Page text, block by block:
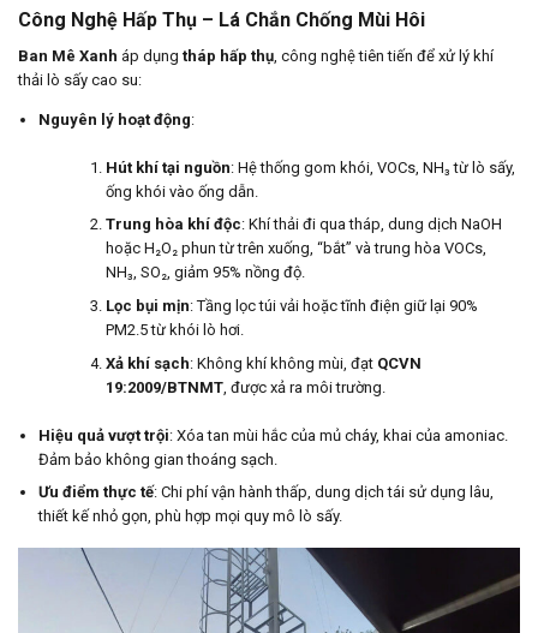
Công Nghệ Hấp Thụ – Lá Chắn Chống Mùi Hôi
Ban Mê Xanh áp dụng tháp hấp thụ, công nghệ tiên tiến để xử lý khí
thải lò sấy cao su:
Nguyên lý hoạt động:
Hút khí tại nguồn: Hệ thống gom khói, VOCs, NH₃ từ lò sấy,
ống khói vào ống dẫn.
Trung hòa khí độc: Khí thải đi qua tháp, dung dịch NaOH
hoặc H₂O₂ phun từ trên xuống, “bắt” và trung hòa VOCs,
NH₃, SO₂, giảm 95% nồng độ.
Lọc bụi mịn: Tầng lọc túi vải hoặc tĩnh điện giữ lại 90%
PM2.5 từ khói lò hơi.
Xả khí sạch: Không khí không mùi, đạt QCVN
19:2009/BTNMT, được xả ra môi trường.
Hiệu quả vượt trội: Xóa tan mùi hắc của mủ cháy, khai của amoniac.
Đảm bảo không gian thoáng sạch.
Ưu điểm thực tế: Chi phí vận hành thấp, dung dịch tái sử dụng lâu,
thiết kế nhỏ gọn, phù hợp mọi quy mô lò sấy.